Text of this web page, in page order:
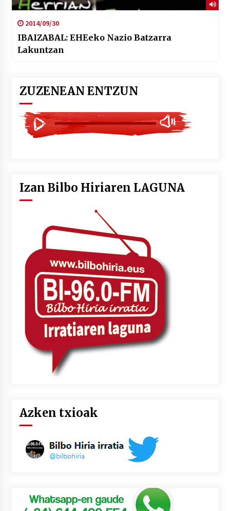
2014/09/30
IBAIZABAL: EHEeko Nazio Batzarra
Lakuntzan
ZUZENEAN ENTZUN
Izan Bilbo Hiriaren LAGUNA
Azken txioak